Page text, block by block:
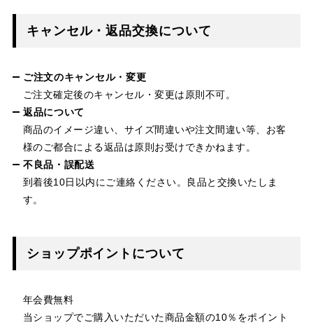
キャンセル・返品交換について
ご注文のキャンセル・変更
ご注文確定後のキャンセル・変更は原則不可。
返品について
商品のイメージ違い、サイズ間違いや注文間違い等、お客
様のご都合による返品は原則お受けできかねます。
不良品・誤配送
到着後10日以内にご連絡ください。良品と交換いたしま
す。
ショップポイントについて
年会費無料
当ショップでご購入いただいた商品金額の10％をポイント